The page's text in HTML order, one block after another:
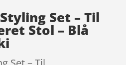
Set – Til
Stol – Blå